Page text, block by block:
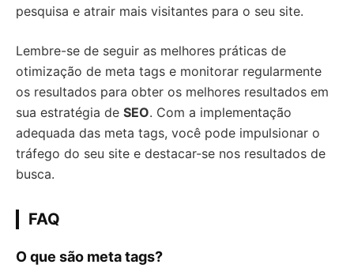
pesquisa e atrair mais visitantes para o seu site.
Lembre-se de seguir as melhores práticas de
otimização de meta tags e monitorar regularmente
os resultados para obter os melhores resultados em
sua estratégia de SEO. Com a implementação
adequada das meta tags, você pode impulsionar o
tráfego do seu site e destacar-se nos resultados de
busca.
FAQ
O que são meta tags?